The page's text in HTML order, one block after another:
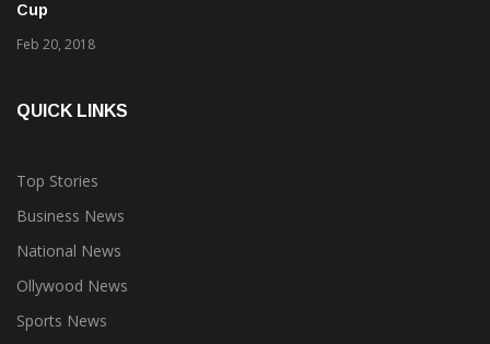
Cup
Feb 20, 2018
QUICK LINKS
Top Stories
Business News
National News
Ollywood News
Sports News